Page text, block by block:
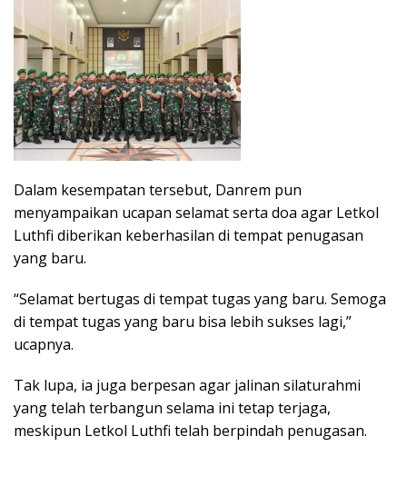
Dalam kesempatan tersebut, Danrem pun
menyampaikan ucapan selamat serta doa agar Letkol
Luthfi diberikan keberhasilan di tempat penugasan
yang baru.
“Selamat bertugas di tempat tugas yang baru. Semoga
di tempat tugas yang baru bisa lebih sukses lagi,”
ucapnya.
Tak lupa, ia juga berpesan agar jalinan silaturahmi
yang telah terbangun selama ini tetap terjaga,
meskipun Letkol Luthfi telah berpindah penugasan.